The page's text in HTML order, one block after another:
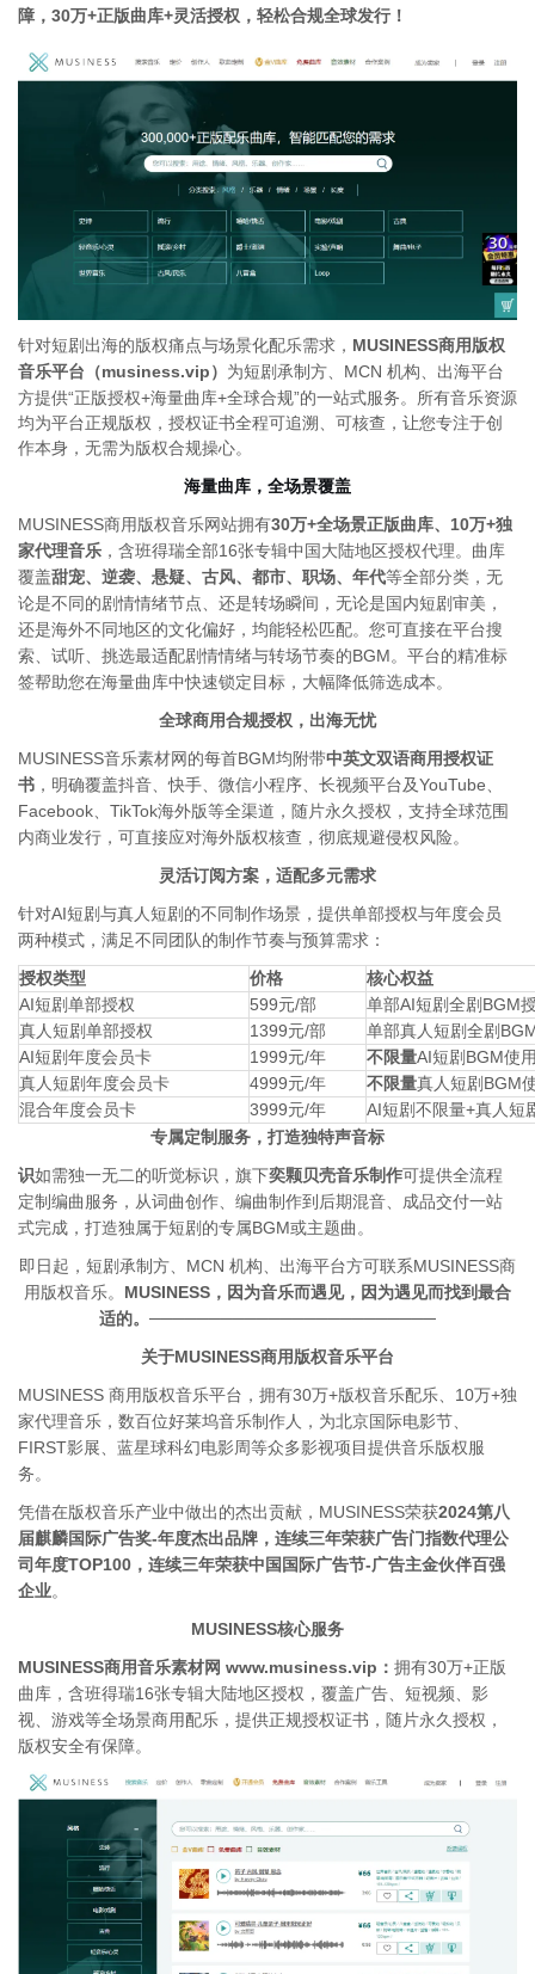
障， 30万+正版曲库+灵活授权，轻松合规全球发行！
针对短剧出海的版权痛点与场景化配乐需求， MUSINESS商用版权
音乐平台（musiness.vip） 为短剧承制方、MCN 机构、出海平台
方提供“正版授权+海量曲库+全球合规”的一站式服务。 所有音乐资源
均为平台正规版权，授权证书全程可追溯、可核查，让您专注于创
作本身，无需为版权合规操心。
海量曲库，全场景覆盖
MUSINESS商用版权音乐网站拥有30万+全场景正版曲库、10万+独
家代理音乐 ，含班得瑞全部16张专辑中国大陆地区授权代理。曲库
覆盖甜宠、逆袭、悬疑、古风、都市、职场、年代等全部分类，无
论是不同的剧情情绪节点、还是转场瞬间，无论是国内短剧审美，
还是海外不同地区的文化偏好，均能轻松匹配。您可直接在平台搜
索、试听、挑选最适配剧情情绪与转场节奏的BGM。平台的精准标
签帮助您在海量曲库中快速锁定目标，大幅降低筛选成本。
全球商用合规授权，出海无忧
MUSINESS音乐素材网的每首BGM均附带中英文双语商用授权证
书 ，明确覆盖抖音、快手、微信小程序、长视频平台及YouTube、
Facebook、TikTok海外版等全渠道，随片永久授权，支持全球范围
内商业发行，可直接应对海外版权核查，彻底规避侵权风险。
灵活订阅方案，适配多元需求
针对AI短剧与真人短剧的不同制作场景，提供单部授权与年度会员
两种模式，满足不同团队的制作节奏与预算需求：
授权类型
价格
核心权益
AI短剧单部授权
599元/部
单部AI短剧全剧BGM
真人短剧单部授权
1399元/部
单部真人短剧全剧
AI短剧年度会员卡
1999元/年 不限量AI短剧BGM使
真人短剧年度会员卡
4999元/年 不限量真人短剧BGM
混合年度会员卡
3999元/年
AI短剧不限量+真人短
专属定制服务，打造独特声音标
识如需独一无二的听觉标识，旗下奕颗贝壳音乐制作可提供全流程
定制编曲服务，从词曲创作、编曲制作到后期混音、成品交付一站
式完成，打造独属于短剧的专属BGM或主题曲。
即日起，短剧承制方、MCN 机构、出海平台方可联系MUSINESS商
用版权音乐。 MUSINESS，因为音乐而遇见，因为遇见而找到最合
适的。 ────────────────────────
关于MUSINESS商用版权音乐平台
MUSINESS 商用版权音乐平台，拥有30万+版权音乐配乐、10万+独
家代理音乐，数百位好莱坞音乐制作人，为北京国际电影节、
FIRST影展、蓝星球科幻电影周等众多影视项目提供音乐版权服
务。
凭借在版权音乐产业中做出的杰出贡献，MUSINESS荣获2024第八
届麒麟国际广告奖-年度杰出品牌，连续三年荣获广告门指数代理公
司年度TOP100，连续三年荣获中国国际广告节-广告主金伙伴百强
企业。
MUSINESS核心服务
MUSINESS商用音乐素材网 www.musiness.vip： 拥有30万+正版
曲库，含班得瑞16张专辑大陆地区授权，覆盖广告、短视频、影
视、游戏等全场景商用配乐，提供正规授权证书，随片永久授权，
版权安全有保障。